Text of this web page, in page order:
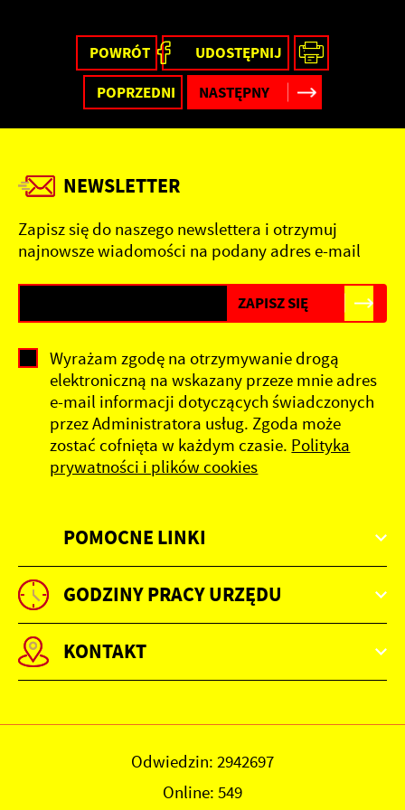
POWRÓT
UDOSTĘPNIJ
POPRZEDNI
NASTĘPNY
POMOCNE LINKI
NEWSLETTER
Zapisz się do naszego newslettera i otrzymuj
najnowsze wiadomości na podany adres e-mail
Wyrażam zgodę na otrzymywanie drogą
elektroniczną na wskazany przeze mnie adres
e-mail informacji dotyczących świadczonych
przez Administratora usług. Zgoda może
zostać cofnięta w każdym czasie. Polityka
prywatności i plików cookies
GODZINY PRACY URZĘDU
KONTAKT
Odwiedzin: 2942697
Online: 549
podmiotów trzecich lub firm będących naszymi partnerami oraz
innych dostawców usług. Firmy te działają w charakterze
pośredników prezentujących nasze treści w postaci wiadomości,
ofert, komunikatów mediów społecznościowych.